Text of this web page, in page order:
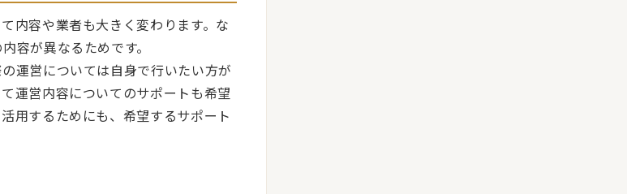
内容や業者も大きく変わります。な
容が異なるためです。
運営については自身で行いたい方が
運営内容についてのサポートも希望
用するためにも、希望するサポート